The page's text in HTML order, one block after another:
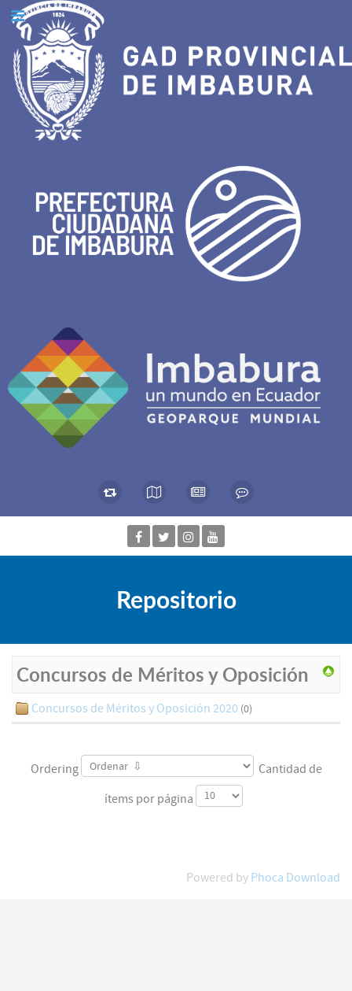
Repositorio
Concursos de Méritos y Oposición
Concursos de Méritos y Oposición 2020 (0)
Ordering Cantidad de
ítems por página
Powered by Phoca Download